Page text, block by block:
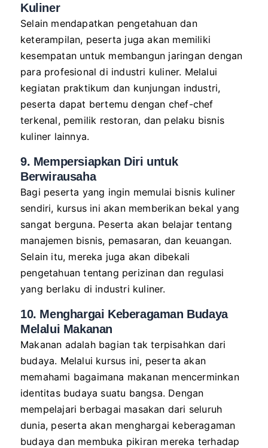
Kuliner
Selain mendapatkan pengetahuan dan
keterampilan, peserta juga akan memiliki
kesempatan untuk membangun jaringan dengan
para profesional di industri kuliner. Melalui
kegiatan praktikum dan kunjungan industri,
peserta dapat bertemu dengan chef-chef
terkenal, pemilik restoran, dan pelaku bisnis
kuliner lainnya.
9. Mempersiapkan Diri untuk
Berwirausaha
Bagi peserta yang ingin memulai bisnis kuliner
sendiri, kursus ini akan memberikan bekal yang
sangat berguna. Peserta akan belajar tentang
manajemen bisnis, pemasaran, dan keuangan.
Selain itu, mereka juga akan dibekali
pengetahuan tentang perizinan dan regulasi
yang berlaku di industri kuliner.
10. Menghargai Keberagaman Budaya
Melalui Makanan
Makanan adalah bagian tak terpisahkan dari
budaya. Melalui kursus ini, peserta akan
memahami bagaimana makanan mencerminkan
identitas budaya suatu bangsa. Dengan
mempelajari berbagai masakan dari seluruh
dunia, peserta akan menghargai keberagaman
budaya dan membuka pikiran mereka terhadap